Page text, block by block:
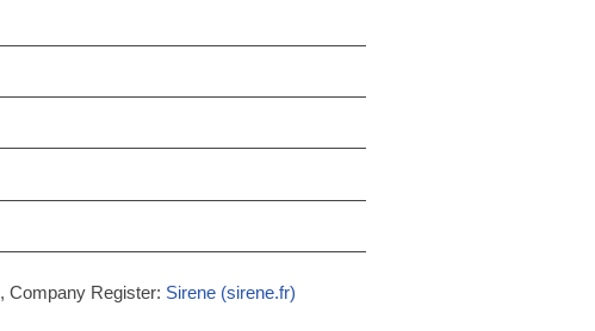
, Company Register: Sirene (sirene.fr)